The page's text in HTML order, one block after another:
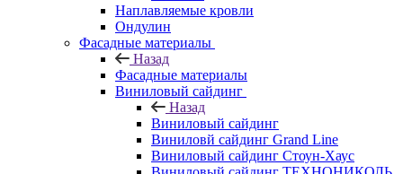
Наплавляемые кровли
Ондулин
Фасадные материалы
Назад
Фасадные материалы
Виниловый сайдинг
Назад
Виниловый сайдинг
Виниловй сайдинг Grand Line
Виниловый сайдинг Стоун-Хаус